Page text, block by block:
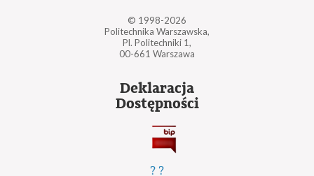
© 1998-2026
Politechnika Warszawska,
Pl. Politechniki 1,
00-661 Warszawa
Deklaracja
Dostępności
? ?